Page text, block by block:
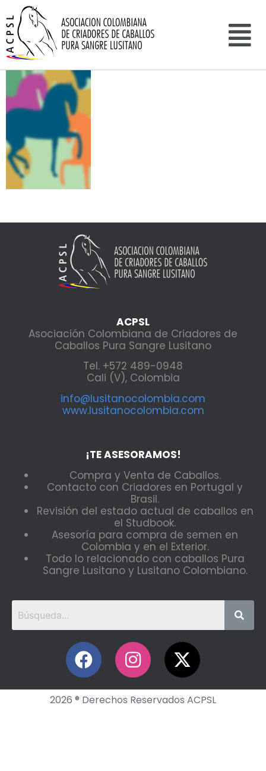
ACPSL
Asociación Colombiana de Criadores de
Caballos Pura Sangre Lusitano
Tel. +572 489-0948
Cali (V), Colombia
info@lusitanocolombia.com
www.lusitanocolombia.com
¡TE ASESORAMOS!
Compra y Venta de Caballos.
Contacto con Criadores en Portugal y
Brasil.
Revisión del estado actual de caballos en
el Studbook.
Asesoría para compra de semen en
Colombia y en el Exterior.
Todo lo relacionado con caballos Pura
Sangre Lusitano y Lusitano Colombiano.
2026 ® Derechos Reservados ACPSL